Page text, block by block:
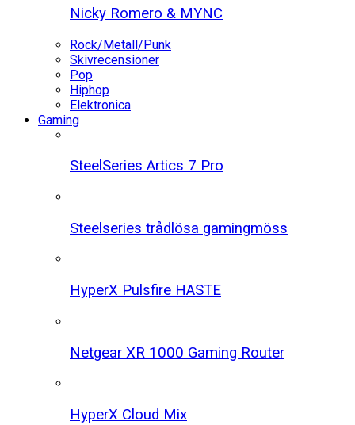
Nicky Romero & MYNC
Rock/Metall/Punk
Skivrecensioner
Pop
Hiphop
Elektronica
Gaming
SteelSeries Artics 7 Pro
Steelseries trådlösa gamingmöss
HyperX Pulsfire HASTE
Netgear XR 1000 Gaming Router
HyperX Cloud Mix